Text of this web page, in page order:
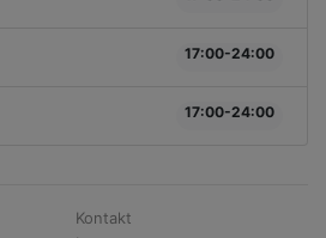
17:00-24:00
17:00-24:00
Kontakt